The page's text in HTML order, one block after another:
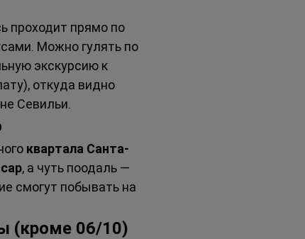
проходит прямо по
Можно гулять по
экскурсию к
откуда видно
Севильи.
квартала Санта-
, а чуть поодаль —
смогут побывать на
(кроме 06/10)